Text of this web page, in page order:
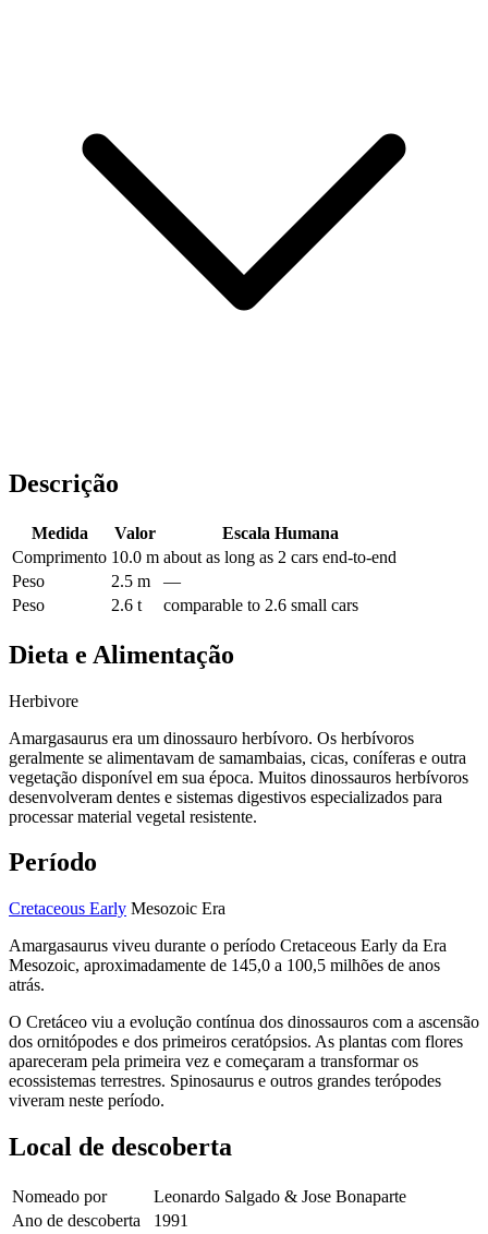
Descrição
Medida Valor
Escala Humana
Comprimento 10.0 m about as long as 2 cars end-to-end
Peso
2.5 m
—
Peso
2.6 t comparable to 2.6 small cars
Dieta e Alimentação
Herbivore
Amargasaurus era um dinossauro herbívoro. Os herbívoros
geralmente se alimentavam de samambaias, cicas, coníferas e outra
vegetação disponível em sua época. Muitos dinossauros herbívoros
desenvolveram dentes e sistemas digestivos especializados para
processar material vegetal resistente.
Período
Cretaceous Early Mesozoic Era
Amargasaurus viveu durante o período Cretaceous Early da Era
Mesozoic, aproximadamente de 145,0 a 100,5 milhões de anos
atrás.
O Cretáceo viu a evolução contínua dos dinossauros com a ascensão
dos ornitópodes e dos primeiros ceratópsios. As plantas com flores
apareceram pela primeira vez e começaram a transformar os
ecossistemas terrestres. Spinosaurus e outros grandes terópodes
viveram neste período.
Local de descoberta
Nomeado por
Leonardo Salgado & Jose Bonaparte
Ano de descoberta
1991